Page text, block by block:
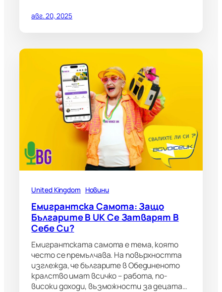
авг. 20, 2025
United Kingdom Новини
Емигрантска Самота: Защо
Българите В UK Се Затварят В
Себе Си?
Емигрантската самота е тема, която
често се премълчава. На повърхността
изглежда, че българите в Обединеното
кралство имат всичко – работа, по-
високи доходи, възможности за децата…